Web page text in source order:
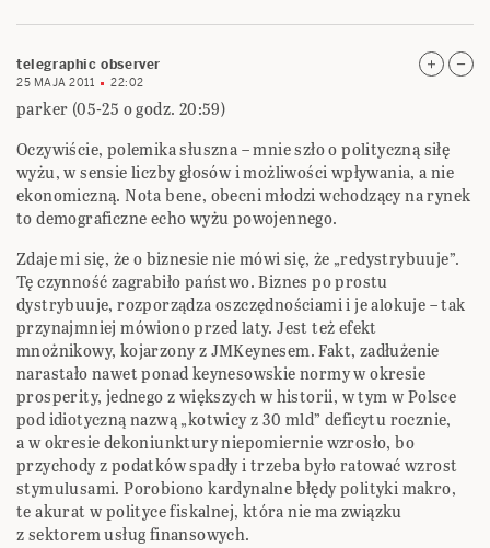
telegraphic observer
25 MAJA 2011 22:02
parker (05-25 o godz. 20:59)
Oczywiście, polemika słuszna – mnie szło o polityczną siłę
wyżu, w sensie liczby głosów i możliwości wpływania, a nie
ekonomiczną. Nota bene, obecni młodzi wchodzący na rynek
to demograficzne echo wyżu powojennego.
Zdaje mi się, że o biznesie nie mówi się, że „redystrybuuje”.
Tę czynność zagrabiło państwo. Biznes po prostu
dystrybuuje, rozporządza oszczędnościami i je alokuje – tak
przynajmniej mówiono przed laty. Jest też efekt
mnożnikowy, kojarzony z JMKeynesem. Fakt, zadłużenie
narastało nawet ponad keynesowskie normy w okresie
prosperity, jednego z większych w historii, w tym w Polsce
pod idiotyczną nazwą „kotwicy z 30 mld” deficytu rocznie,
a w okresie dekoniunktury niepomiernie wzrosło, bo
przychody z podatków spadły i trzeba było ratować wzrost
stymulusami. Porobiono kardynalne błędy polityki makro,
te akurat w polityce fiskalnej, która nie ma związku
z sektorem usług finansowych.